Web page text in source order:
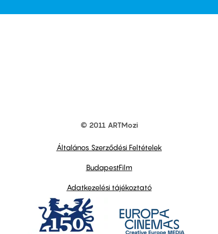
© 2011 ARTMozi
Általános Szerződési Feltételek
BudapestFilm
Adatkezelési tájékoztató